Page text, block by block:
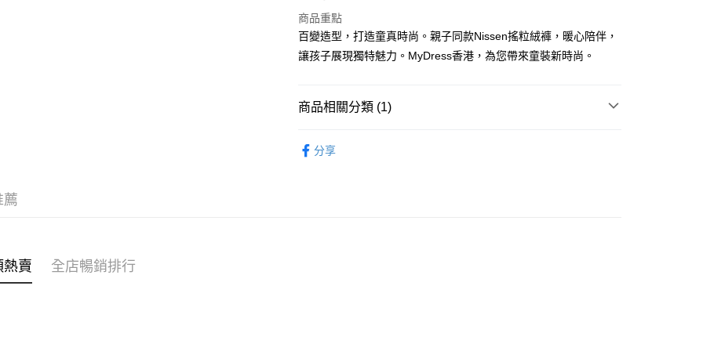
WeChat Pay
付款後順豐自助櫃
付款後順豐站及營業點
商品重點
百變造型，打造童真時尚。親子同款Nissen搖粒絨褲，暖心陪伴，
讓孩子展現獨特魅力。MyDress香港，為您帶來童裝新時尚。
商品相關分類 (1)
分享
薦
賣 全店暢銷排行